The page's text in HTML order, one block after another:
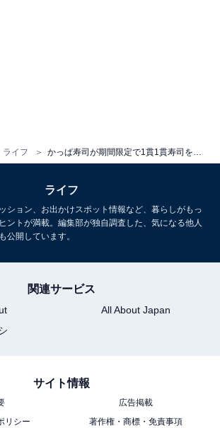
ライフ
ン初の店内握りやこだわりの醤油
イントがたっぷり
ライフ
ション、お出かけスポット情報など、暮らしがもっ
ントが満載。編集部が独自調査した、気になる他人
公開しています。
関連サービス
All About Japan
サイト情報
広告掲載
リシー
著作権・商標・免責事項